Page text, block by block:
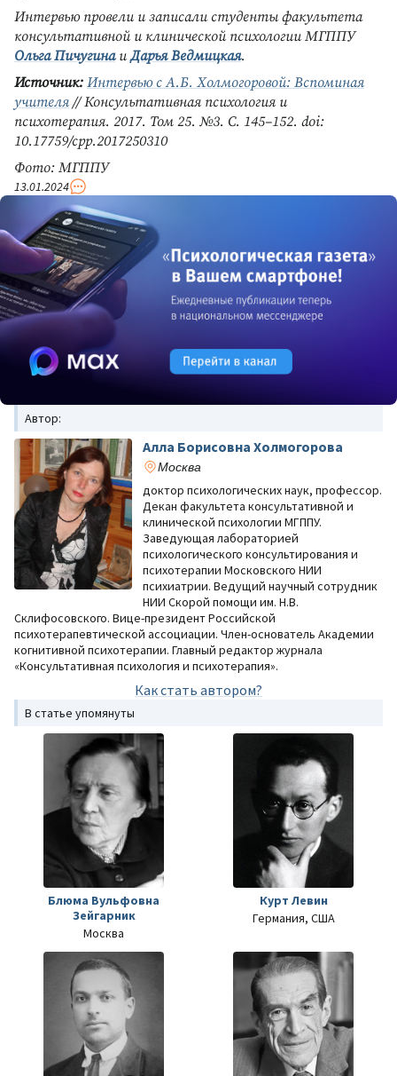
Интервью провели и записали студенты факультета
консультативной и клинической психологии МГППУ
Ольга ПичугинаиДарья Ведмицкая.
Источник: Интервью с А.Б. Холмогоровой: Вспоминая
учителя // Консультативная психология и
психотерапия. 2017. Том 25. №3. С. 145–152. doi:
10.17759/cpp.2017250310
Фото: МГППУ
13.01.2024
Автор:
Алла Борисовна Холмогорова
Москва
доктор психологических наук, профессор.
Декан факультета консультативной и
клинической психологии МГППУ.
Заведующая лабораторией
психологического консультирования и
психотерапии Московского НИИ
психиатрии. Ведущий научный сотрудник
НИИ Скорой помощи им. Н.В.
Склифосовского. Вице-президент Российской
психотерапевтической ассоциации. Член-основатель Академии
когнитивной психотерапии. Главный редактор журнала
«Консультативная психология и психотерапия».
Как стать автором?
В статье упомянуты
Блюма Вульфовна
Зейгарник
Москва
Курт Левин
Германия, США